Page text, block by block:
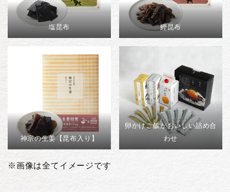
塩昆布 鰹昆布
神宗の生姜【昆布入り】
卵かけご飯がおいしい詰め合
わせ
※画像は全てイメージです